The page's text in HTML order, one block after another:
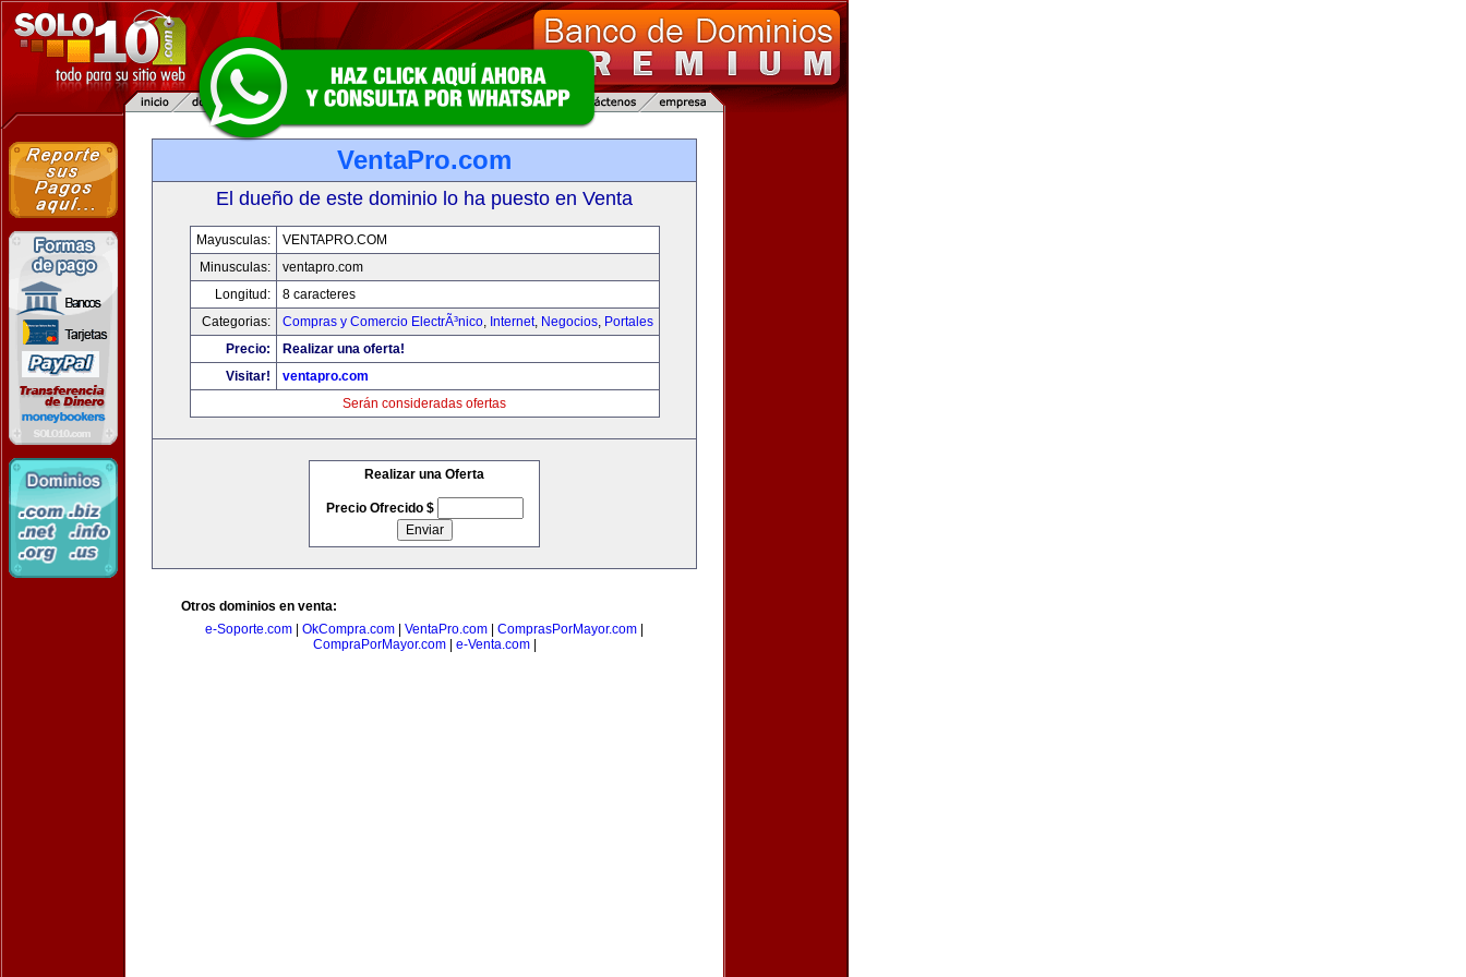
VentaPro.com
El dueño de este dominio lo ha puesto en Venta
Mayusculas:
VENTAPRO.COM
Minusculas:
ventapro.com
Longitud:
8 caracteres
Categorias:
Compras y Comercio ElectrÃ³nico, Internet, Negocios, Portales
Precio:
Realizar una oferta!
Visitar!
ventapro.com
Serán consideradas ofertas
Realizar una Oferta
Precio Ofrecido $
Otros dominios en venta:
e-Soporte.com
OkCompra.com VentaPro.com ComprasPorMayor.com
CompraPorMayor.com| e-Venta.com|